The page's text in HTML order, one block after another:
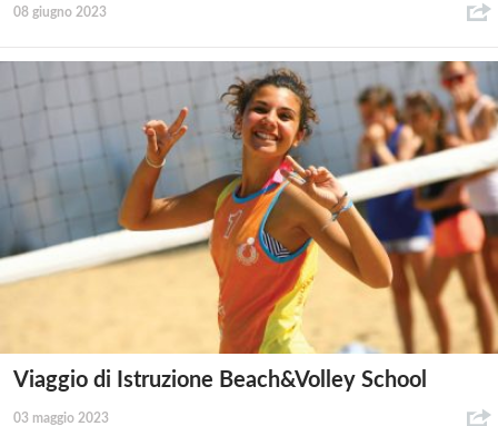
08 giugno 2023
Viaggio di Istruzione Beach&Volley School
03 maggio 2023